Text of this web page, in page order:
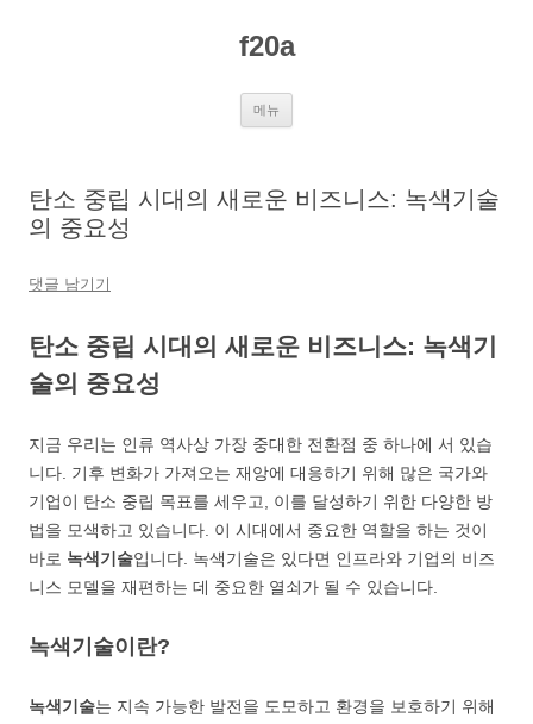
f20a
메뉴
탄소 중립 시대의 새로운 비즈니스: 녹색기술
의 중요성
댓글 남기기
탄소 중립 시대의 새로운 비즈니스: 녹색기
술의 중요성
지금 우리는 인류 역사상 가장 중대한 전환점 중 하나에 서 있습
니다. 기후 변화가 가져오는 재앙에 대응하기 위해 많은 국가와
기업이 탄소 중립 목표를 세우고, 이를 달성하기 위한 다양한 방
법을 모색하고 있습니다. 이 시대에서 중요한 역할을 하는 것이
바로 녹색기술입니다. 녹색기술은 있다면 인프라와 기업의 비즈
니스 모델을 재편하는 데 중요한 열쇠가 될 수 있습니다.
녹색기술이란?
녹색기술는 지속 가능한 발전을 도모하고 환경을 보호하기 위해